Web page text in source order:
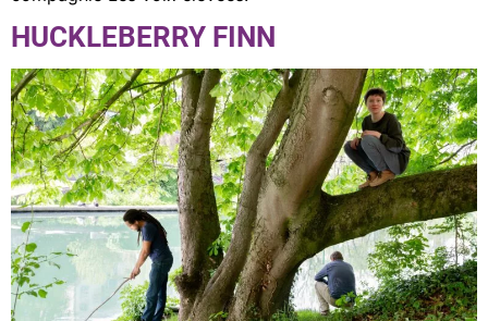
HUCKLEBERRY FINN